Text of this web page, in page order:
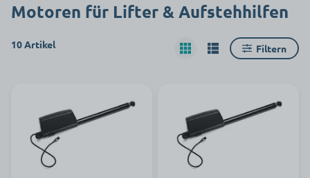
Motoren für Lifter & Aufstehhilfen
10 Artikel Filtern